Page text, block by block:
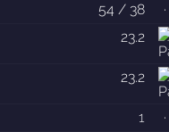
54 / 38 ·
23.2
23.2
1 ·